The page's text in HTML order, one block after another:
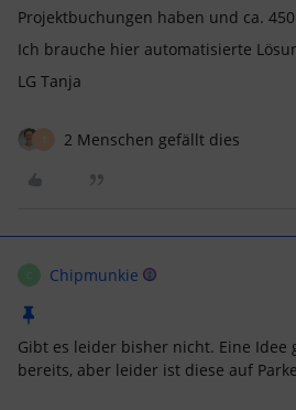
Projektbuchungen haben und ca.
Ich brauche hier automatisierte
LG Tanja
2 Menschen gefällt dies
Chipmunkie
Gibt es leider bisher nicht. Eine Idee
bereits, aber leider ist diese auf